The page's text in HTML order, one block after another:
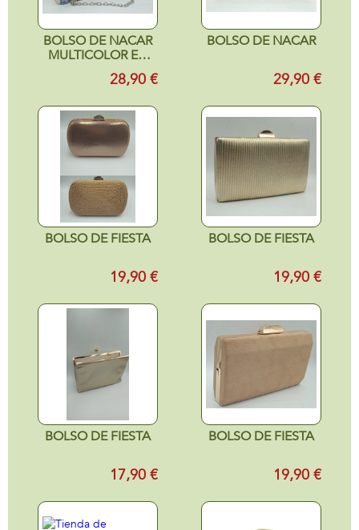
BOLSO DE NACAR
MULTICOLOR EN
FONDO
PLATEADO28,90 €
BOLSO DE NACAR
29,90 €
BOLSO DE FIESTA
19,90 €
BOLSO DE FIESTA
19,90 €
BOLSO DE FIESTA
17,90 €
BOLSO DE FIESTA
19,90 €